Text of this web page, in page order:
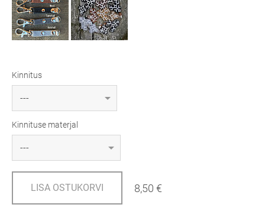
Kinnitus
Kinnituse materjal
LISA OSTUKORVI 8,50 €